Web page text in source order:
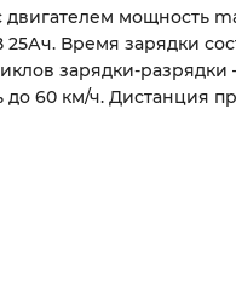
двигателем мощность
Время зарядки
зарядки-разрядки
до 60 км/ч. Дистанция